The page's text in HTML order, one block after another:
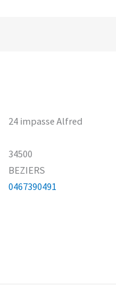
24 impasse Alfred
34500
BEZIERS
0467390491